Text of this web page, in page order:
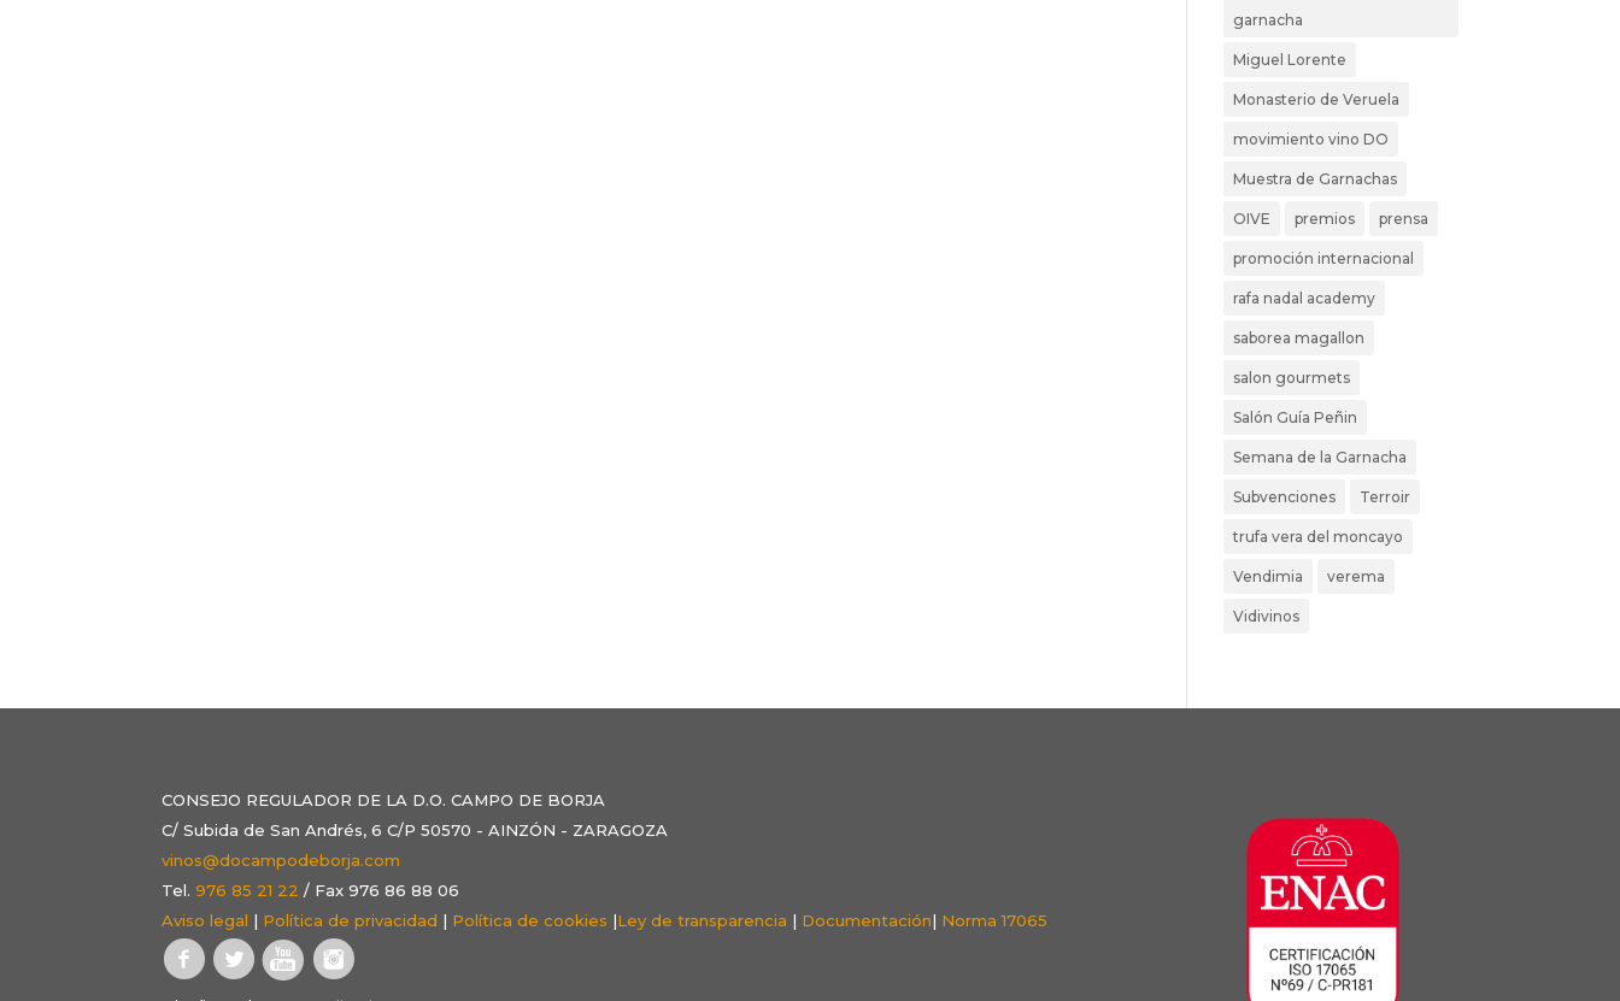
garnacha
Miguel Lorente
Monasterio de Veruela
movimiento vino DO
Muestra de Garnachas
OIVE premios prensa
promoción internacional
rafa nadal academy
saborea magallon
salon gourmets
Salón Guía Peñin
Semana de la Garnacha
Subvenciones Terroir
trufa vera del moncayo
Vendimia verema
Vidivinos
CONSEJO REGULADOR DE LA D.O. CAMPO DE BORJA
C/ Subida de San Andrés, 6 C/P 50570 - AINZÓN - ZARAGOZA
vinos@docampodeborja.com
Tel.976 85 21 22 / Fax 976 86 88 06
Aviso legal | Política de privacidad | Política de cookies |Ley de transparencia | Documentación| Norma 17065